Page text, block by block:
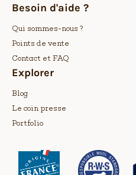
Besoin d'aide ?
Qui sommes-nous ?
Points de vente
Contact et FAQ
Explorer
Blog
Le coin presse
Portfolio